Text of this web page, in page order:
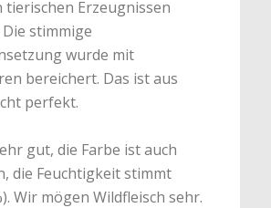
tierischen Erzeugnissen
stimmige
wurde mit
bereichert. Das ist aus
perfekt.
gut, die Farbe ist auch
die Feuchtigkeit stimmt
Wir mögen Wildfleisch sehr.